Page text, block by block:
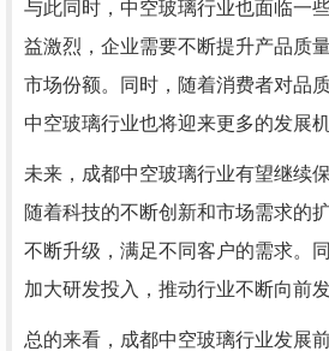
与此同时，中空玻璃行业也面临一
益激烈，企业需要不断提升产品质
市场份额。同时，随着消费者对品
中空玻璃行业也将迎来更多的发展机
未来，成都中空玻璃行业有望继续
随着科技的不断创新和市场需求的
不断升级，满足不同客户的需求。
加大研发投入，推动行业不断向前发
总的来看，成都中空玻璃行业发展